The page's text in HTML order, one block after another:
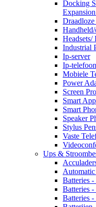
Docking
Headsets/
Industrial
Ip-server
Ip-telefoon
Mobiele
Power
Screen
Smart
Smart
Speaker
Stylus
Vaste
Ups &
Batteries
Batteries
Batteries